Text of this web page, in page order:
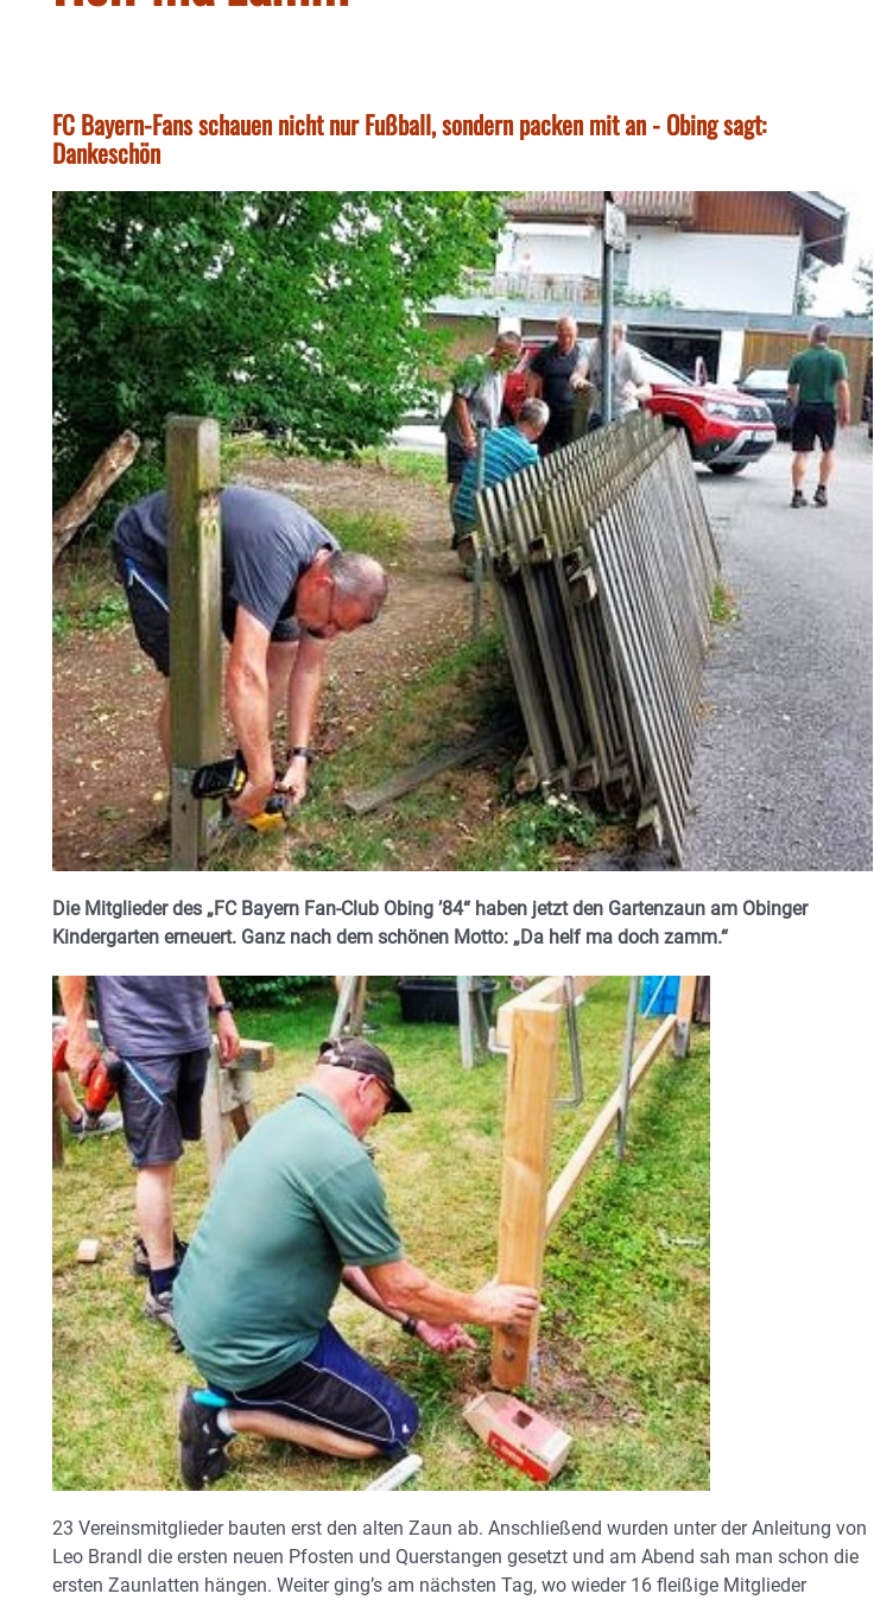
FC Bayern-Fans schauen nicht nur Fußball, sondern packen mit an - Obing sagt:
Dankeschön
Die Mitglieder des „FC Bayern Fan-Club Obing ’84“ haben jetzt den Gartenzaun am Obinger
Kindergarten erneuert. Ganz nach dem schönen Motto: „Da helf ma doch zamm.“
23 Vereinsmitglieder bauten erst den alten Zaun ab. Anschließend wurden unter der Anleitung von
Leo Brandl die ersten neuen Pfosten und Querstangen gesetzt und am Abend sah man schon die
ersten Zaunlatten hängen. Weiter ging’s am nächsten Tag, wo wieder 16 fleißige Mitglieder